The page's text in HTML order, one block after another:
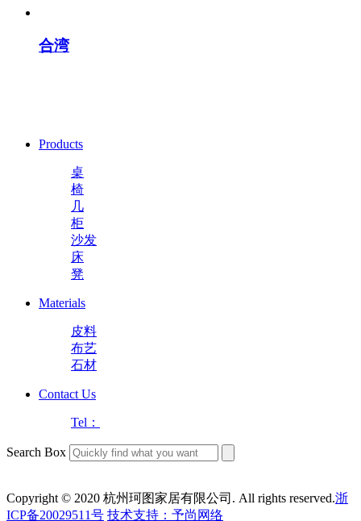
合湾
Products
桌
椅
几
柜
沙发
床
凳
Materials
皮料
布艺
石材
Contact Us
Tel：
Search Box
Copyright © 2020 杭州珂图家居有限公司. All rights reserved.浙
ICP备20029511号 技术支持：予尚网络